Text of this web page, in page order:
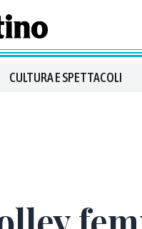
CULTURA E SPETTACOLI